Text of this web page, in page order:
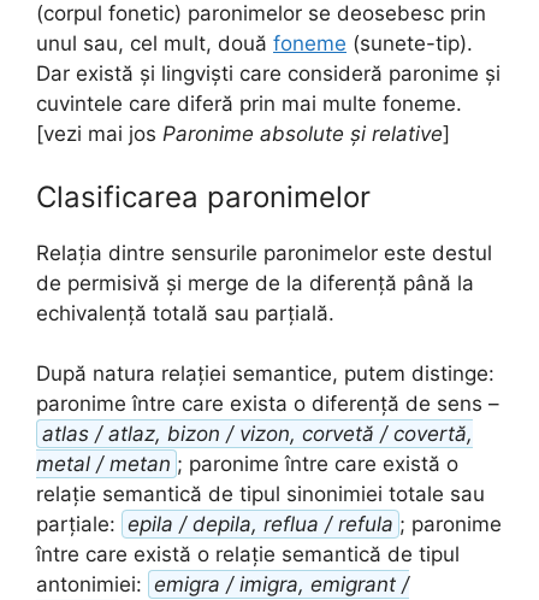
(corpul fonetic) paronimelor se deosebesc prin
unul sau, cel mult, două foneme (sunete-tip).
Dar există și lingviști care consideră paronime și
cuvintele care diferă prin mai multe foneme.
[vezi mai jos Paronime absolute și relative]
Clasificarea paronimelor
Relația dintre sensurile paronimelor este destul
de permisivă și merge de la diferență până la
echivalență totală sau parțială.
După natura relației semantice, putem distinge:
paronime între care exista o diferență de sens –
atlas / atlaz, bizon / vizon, corvetă / covertă,
metal / metan ; paronime între care există o
relație semantică de tipul sinonimiei totale sau
parțiale: epila / depila, reflua / refula ; paronime
între care există o relație semantică de tipul
antonimiei: emigra / imigra, emigrant /